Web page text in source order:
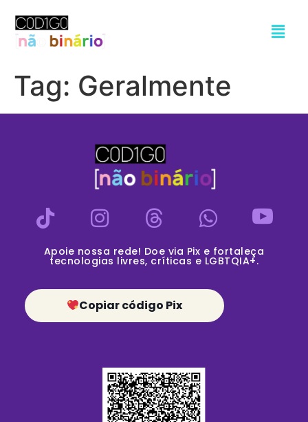
Tag: Geralmente
Apoie nossa rede! Doe via Pix e fortaleça
tecnologias livres, críticas e LGBTQIA+.
Copiar código Pix